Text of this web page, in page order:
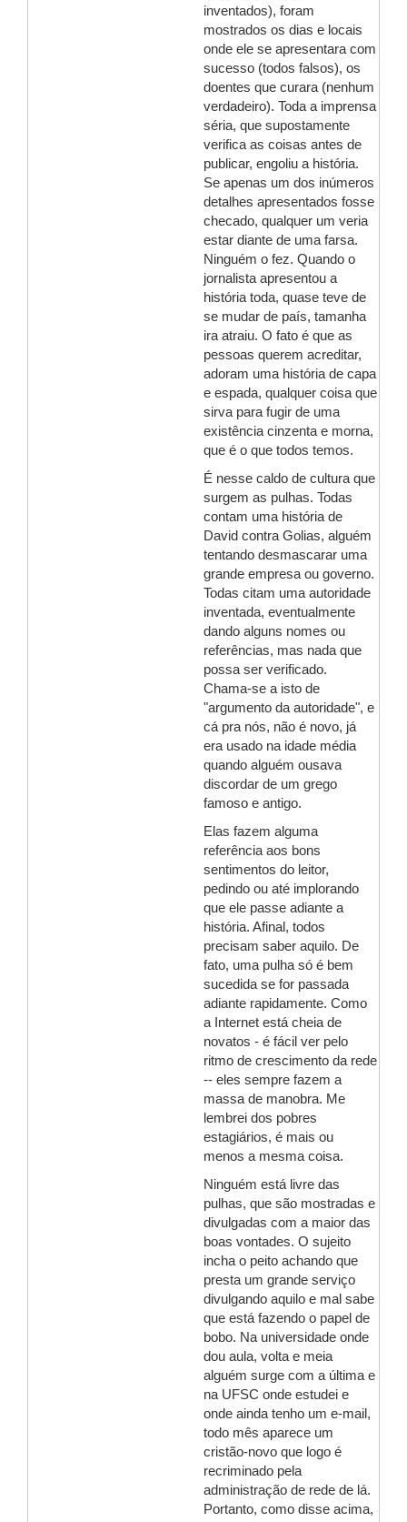
inventados), foram
mostrados os dias e locais
onde ele se apresentara com
sucesso (todos falsos), os
doentes que curara (nenhum
verdadeiro). Toda a imprensa
séria, que supostamente
verifica as coisas antes de
publicar, engoliu a história.
Se apenas um dos inúmeros
detalhes apresentados fosse
checado, qualquer um veria
estar diante de uma farsa.
Ninguém o fez. Quando o
jornalista apresentou a
história toda, quase teve de
se mudar de país, tamanha
ira atraiu. O fato é que as
pessoas querem acreditar,
adoram uma história de capa
e espada, qualquer coisa que
sirva para fugir de uma
existência cinzenta e morna,
que é o que todos temos.
É nesse caldo de cultura que
surgem as pulhas. Todas
contam uma história de
David contra Golias, alguém
tentando desmascarar uma
grande empresa ou governo.
Todas citam uma autoridade
inventada, eventualmente
dando alguns nomes ou
referências, mas nada que
possa ser verificado.
Chama-se a isto de
"argumento da autoridade", e
cá pra nós, não é novo, já
era usado na idade média
quando alguém ousava
discordar de um grego
famoso e antigo.
Elas fazem alguma
referência aos bons
sentimentos do leitor,
pedindo ou até implorando
que ele passe adiante a
história. Afinal, todos
precisam saber aquilo. De
fato, uma pulha só é bem
sucedida se for passada
adiante rapidamente. Como
a Internet está cheia de
novatos - é fácil ver pelo
ritmo de crescimento da rede
-- eles sempre fazem a
massa de manobra. Me
lembrei dos pobres
estagiários, é mais ou
menos a mesma coisa.
Ninguém está livre das
pulhas, que são mostradas e
divulgadas com a maior das
boas vontades. O sujeito
incha o peito achando que
presta um grande serviço
divulgando aquilo e mal sabe
que está fazendo o papel de
bobo. Na universidade onde
dou aula, volta e meia
alguém surge com a última e
na UFSC onde estudei e
onde ainda tenho um e-mail,
todo mês aparece um
cristão-novo que logo é
recriminado pela
administração de rede de lá.
Portanto, como disse acima,